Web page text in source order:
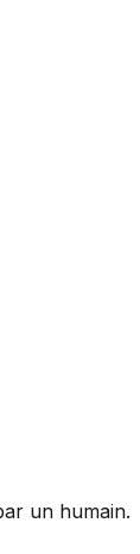
un humain.